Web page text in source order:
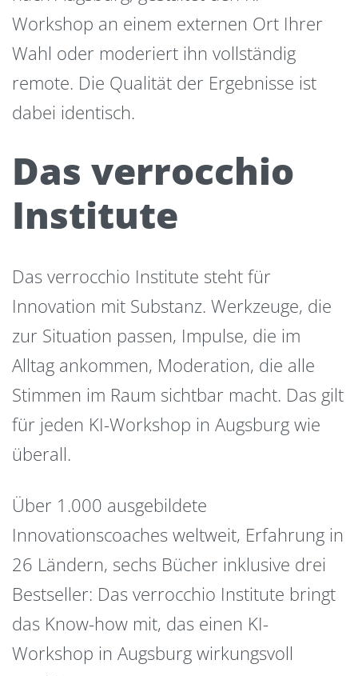
Workshop an einem externen Ort Ihrer
Wahl oder moderiert ihn vollständig
remote. Die Qualität der Ergebnisse ist
dabei identisch.
Das verrocchio
Institute
Das verrocchio Institute steht für
Innovation mit Substanz. Werkzeuge, die
zur Situation passen, Impulse, die im
Alltag ankommen, Moderation, die alle
Stimmen im Raum sichtbar macht. Das gilt
für jeden KI-Workshop in Augsburg wie
überall.
Über 1.000 ausgebildete
Innovationscoaches weltweit, Erfahrung in
26 Ländern, sechs Bücher inklusive drei
Bestseller: Das verrocchio Institute bringt
das Know-how mit, das einen KI-
Workshop in Augsburg wirkungsvoll